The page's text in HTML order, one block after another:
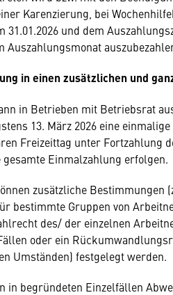
Karenzierung, bei
31.01.2026 und dem
Auszahlungsmonat
in einen zusätzlichen und
in Betrieben mit Betriebsrat
13. März 2026 eine
Freizeittag unter Fortzahlung
Einmalzahlung erfolgen.
zusätzliche Bestimmungen
bestimmte Gruppen von
des/ der einzelnen
oder ein
Umständen) festgelegt werden.
in begründeten Einzelfällen